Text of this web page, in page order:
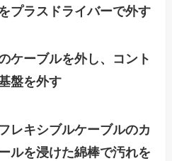
プラスドライバーで外す
ケーブルを外し、コント
盤を外す
レキシブルケーブルのカ
ルを浸けた綿棒で汚れを